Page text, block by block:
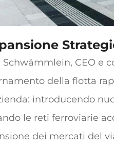
Schwämmlein, CEO e
della flotta
introducendo
le reti ferroviarie
dei mercati del